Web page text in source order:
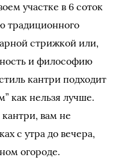
участке в 6 соток
традиционного
стрижкой или,
и философию
кантри подходит
как нельзя лучше.
кантри, вам не
с утра до вечера,
огороде.